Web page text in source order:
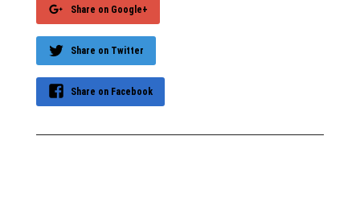
Share on Google+
Share on Twitter
Share on Facebook